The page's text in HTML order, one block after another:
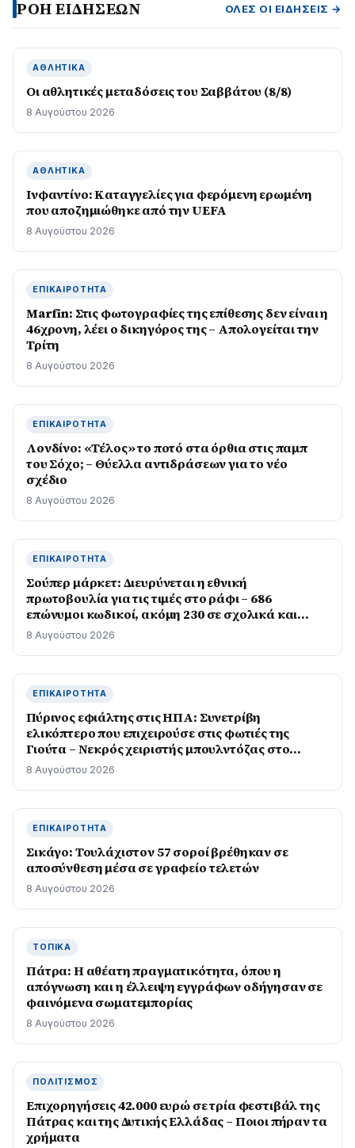
ΡΟΗ ΕΙΔΗΣΕΩΝ ΌΛΕΣ ΟΙ ΕΙΔΉΣΕΙΣ →
ΑΘΛΗΤΙΚΆ
Οι αθλητικές μεταδόσεις του Σαββάτου (8/8)
8 Αυγούστου 2026
ΑΘΛΗΤΙΚΆ
Ινφαντίνο: Καταγγελίες για φερόμενη ερωμένη
που αποζημιώθηκε από την UEFA
8 Αυγούστου 2026
ΕΠΙΚΑΙΡΌΤΗΤΑ
Marfin: Στις φωτογραφίες της επίθεσης δεν είναι η
46χρονη, λέει ο δικηγόρος της – Απολογείται την
Τρίτη
8 Αυγούστου 2026
ΕΠΙΚΑΙΡΌΤΗΤΑ
Λονδίνο: «Τέλος» το ποτό στα όρθια στις παμπ
του Σόχο; – Θύελλα αντιδράσεων για το νέο
σχέδιο
8 Αυγούστου 2026
ΕΠΙΚΑΙΡΌΤΗΤΑ
Σούπερ μάρκετ: Διευρύνεται η εθνική
πρωτοβουλία για τις τιμές στο ράφι – 686
επώνυμοι κωδικοί, ακόμη 230 σε σχολικά και
προϊόντα ιδιωτικής ετικέτας
8 Αυγούστου 2026
ΕΠΙΚΑΙΡΌΤΗΤΑ
Πύρινος εφιάλτης στις ΗΠΑ: Συνετρίβη
ελικόπτερο που επιχειρούσε στις φωτιές της
Γιούτα – Νεκρός χειριστής μπουλντόζας στο
Όρεγκον
8 Αυγούστου 2026
ΕΠΙΚΑΙΡΌΤΗΤΑ
Σικάγο: Τουλάχιστον 57 σοροί βρέθηκαν σε
αποσύνθεση μέσα σε γραφείο τελετών
8 Αυγούστου 2026
ΤΟΠΙΚΆ
Πάτρα: Η αθέατη πραγματικότητα, όπου η
απόγνωση και η έλλειψη εγγράφων οδήγησαν σε
φαινόμενα σωματεμπορίας
8 Αυγούστου 2026
ΠΟΛΙΤΙΣΜΌΣ
Επιχορηγήσεις 42.000 ευρώ σε τρία φεστιβάλ της
Πάτρας και της Δυτικής Ελλάδας – Ποιοι πήραν τα
χρήματα